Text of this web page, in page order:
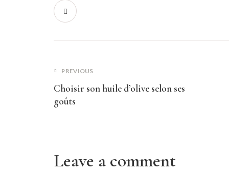
PREVIOUS
Choisir son huile d’olive selon ses
goûts
Leave a comment